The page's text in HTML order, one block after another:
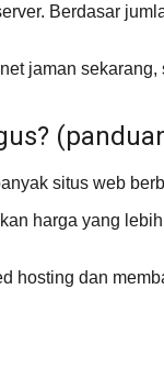
Berdasar
jaman
situs web
harga yang
dan